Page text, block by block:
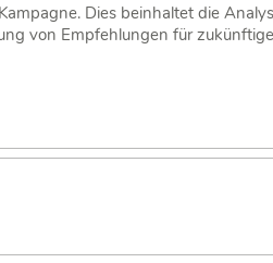
Dies beinhaltet die
von Empfehlungen für